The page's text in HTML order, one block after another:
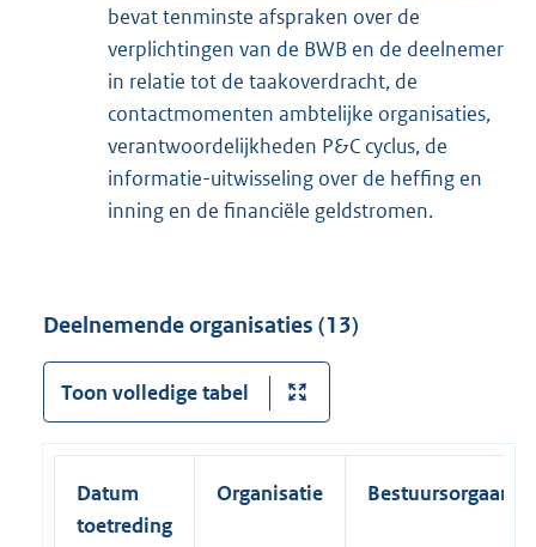
bevat tenminste afspraken over de
verplichtingen van de BWB en de deelnemer
in relatie tot de taakoverdracht, de
contactmomenten ambtelijke organisaties,
verantwoordelijkheden P&C cyclus, de
informatie-uitwisseling over de heffing en
inning en de financiële geldstromen.
Deelnemende organisaties (13)
Toon volledige tabel
Datum
toetreding
Organisatie Bestuursorgaan